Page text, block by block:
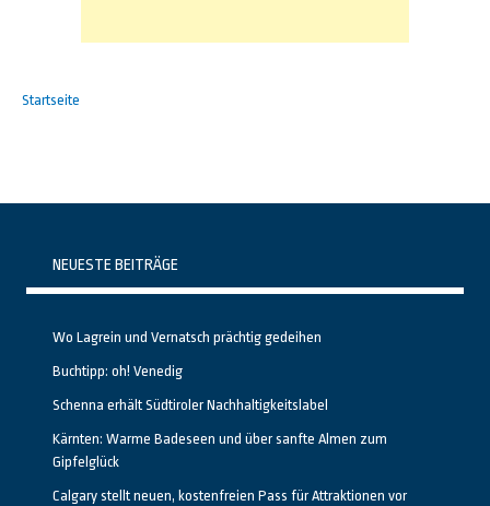
Startseite
NEUESTE BEITRÄGE
Wo Lagrein und Vernatsch prächtig gedeihen
Buchtipp: oh! Venedig
Schenna erhält Südtiroler Nachhaltigkeitslabel
Kärnten: Warme Badeseen und über sanfte Almen zum
Gipfelglück
Calgary stellt neuen, kostenfreien Pass für Attraktionen vor